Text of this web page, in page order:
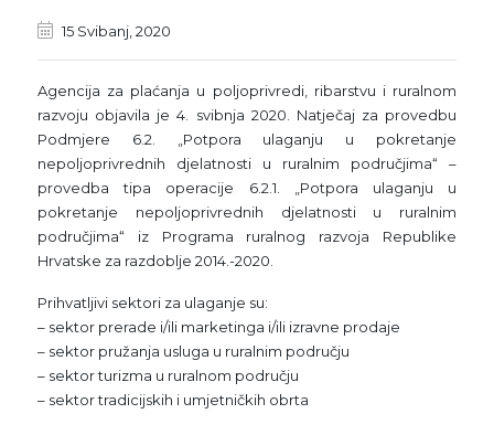
15 Svibanj, 2020
Agencija za plaćanja u poljoprivredi, ribarstvu i ruralnom
razvoju objavila je 4. svibnja 2020. Natječaj za provedbu
Podmjere 6.2. „Potpora ulaganju u pokretanje
nepoljoprivrednih djelatnosti u ruralnim područjima“ –
provedba tipa operacije 6.2.1. „Potpora ulaganju u
pokretanje nepoljoprivrednih djelatnosti u ruralnim
područjima“ iz Programa ruralnog razvoja Republike
Hrvatske za razdoblje 2014.-2020.
Prihvatljivi sektori za ulaganje su:
– sektor prerade i/ili marketinga i/ili izravne prodaje
– sektor pružanja usluga u ruralnim području
– sektor turizma u ruralnom području
– sektor tradicijskih i umjetničkih obrta